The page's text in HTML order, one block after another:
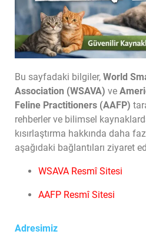
Bu sayfadaki bilgiler, World
Association (WSAVA) ve
Feline Practitioners (AAFP)
rehberler ve bilimsel
kısırlaştırma hakkında daha
aşağıdaki bağlantıları ziyaret
WSAVA Resmî Sitesi
AAFP Resmî Sitesi
Adresimiz